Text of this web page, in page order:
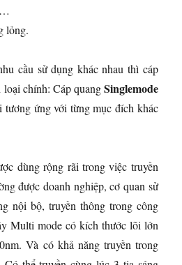
lỏng.
cầu sử dụng khác nhau thì cáp
chính: Cáp quangSinglemode
tương ứng với từng mục đích khác
dùng rộng rãi trong việc truyền
được doanh nghiệp, cơ quan sử
nội bộ, truyền thông trong công
Multi mode có kích thước lõi lớn
Và có khả năng truyền trong